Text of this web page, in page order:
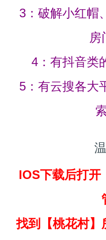
3：破解小红帽
房
4：有抖音类
5：有云搜各大
IOS下载后打开
找到
【桃花村